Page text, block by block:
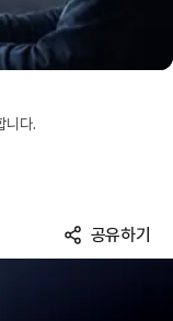
니다.
공유하기